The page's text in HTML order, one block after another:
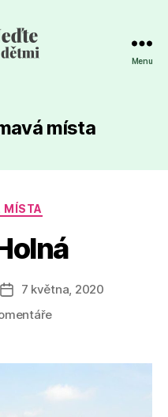
Menu
místa
MÍSTA
Datum
příspěvku
7 května, 2020
u
názvem
Velká